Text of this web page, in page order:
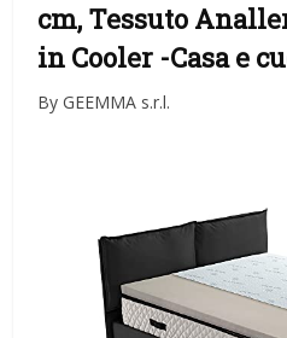
cm, Tessuto
in Cooler -Casa e
By GEEMMA s.r.l.